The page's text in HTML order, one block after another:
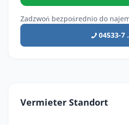
Zadzwoń bezpośrednio do
04533-7
Vermieter Standort